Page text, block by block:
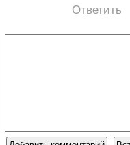
Ответить